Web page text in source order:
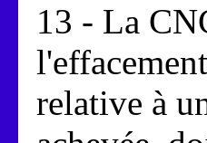
13 - La
relative à